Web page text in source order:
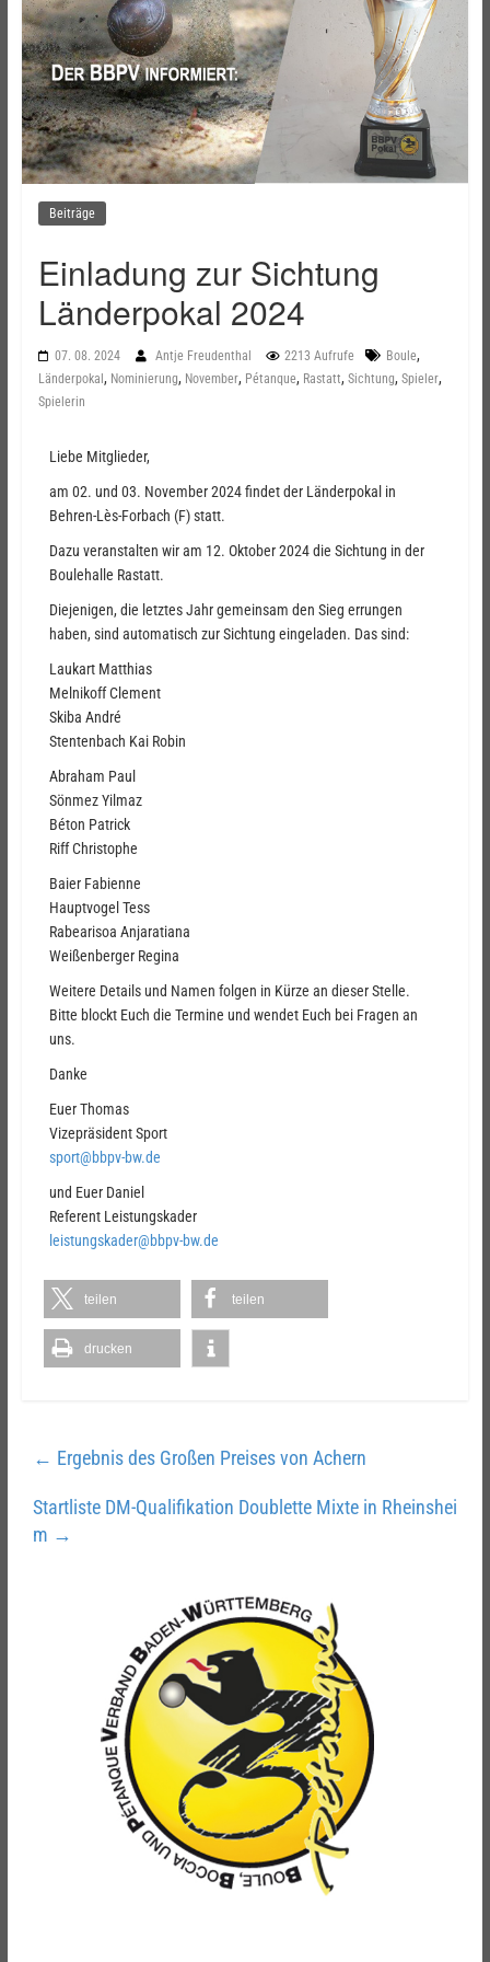
Beiträge
Einladung zur Sichtung
Länderpokal 2024
07. 08. 2024 Antje Freudenthal 2213 Aufrufe Boule,
Länderpokal , Nominierung, November, Pétanque, Rastatt, Sichtung, Spieler,
Spielerin
Liebe Mitglieder,
am 02. und 03. November 2024 findet der Länderpokal in
Behren-Lès-Forbach (F) statt.
Dazu veranstalten wir am 12. Oktober 2024 die Sichtung in der
Boulehalle Rastatt.
Diejenigen, die letztes Jahr gemeinsam den Sieg errungen
haben, sind automatisch zur Sichtung eingeladen. Das sind:
Laukart Matthias
Melnikoff Clement
Skiba André
Stentenbach Kai Robin
Abraham Paul
Sönmez Yilmaz
Béton Patrick
Riff Christophe
Baier Fabienne
Hauptvogel Tess
Rabearisoa Anjaratiana
Weißenberger Regina
Weitere Details und Namen folgen in Kürze an dieser Stelle.
Bitte blockt Euch die Termine und wendet Euch bei Fragen an
uns.
Danke
Euer Thomas
Vizepräsident Sport
sport@bbpv-bw.de
und Euer Daniel
Referent Leistungskader
leistungskader@bbpv-bw.de
teilen teilen
drucken
← Ergebnis des Großen Preises von Achern
Startliste DM-Qualifikation Doublette Mixte in Rheinshei
m →